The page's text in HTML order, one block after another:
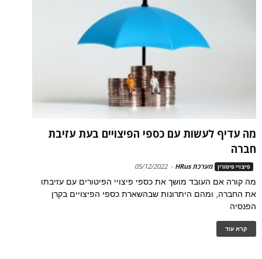
מה עדיף לעשות עם כספי הפיצויים בעת עזיבת
חברה
פיצויי פיטורין מערכת HRus -
05/12/2022
מה קורה אם העובד מושך את כספי פיצויי הפיטורים עם עזיבתו
את החברה, ומהם היתרונות שבהשארת כספי הפיצויים בקרן
הפנסיה
קרא עוד